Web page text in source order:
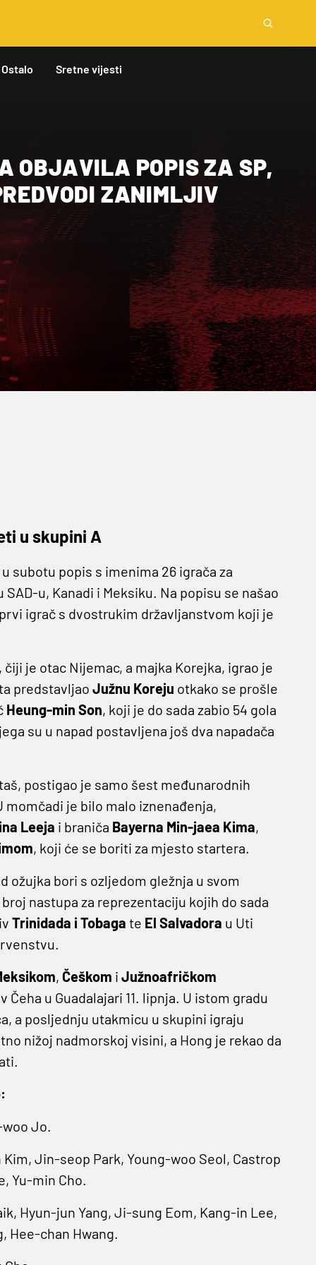
Ostalo Sretne vijesti
OBJAVILA POPIS ZA SP,
ZANIMLJIV
u skupini A
subotu popis s imenima 26 igrača za
u, Kanadi i Meksiku. Na popisu se našao
igrač s dvostrukim državljanstvom koji je
čiji je otac Nijemac, a majka Korejka, igrao je
predstavljao Južnu Koreju otkako se prošle
Heung-min Son, koji je do sada zabio 54 gola
su u napad postavljena još dva napadača
postigao je samo šest međunarodnih
momčadi je bilo malo iznenađenja,
Leeja i braniča Bayerna Min-jaea Kima,
, koji će se boriti za mjesto startera.
ožujka bori s ozljedom gležnja u svom
nastupa za reprezentaciju kojih do sada
Trinidada i Tobaga te El Salvadora u Uti
, Češkom i Južnoafričkom
u Guadalajari 11. lipnja. U istom gradu
a posljednju utakmicu u skupini igraju
nižoj nadmorskoj visini, a Hong je rekao da
Jo.
Jin-seop Park, Young-woo Seol, Castrop
Yu-min Cho.
Hyun-jun Yang, Ji-sung Eom, Kang-in Lee,
Hee-chan Hwang.